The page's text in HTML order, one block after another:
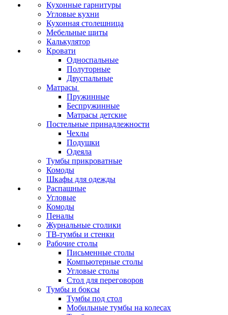
Кухонные гарнитуры
Угловые кухни
Кухонная столешница
Мебельные щиты
Калькулятор
Кровати
Односпальные
Полуторные
Двуспальные
Матрасы
Пружинные
Беспружинные
Матрасы детские
Постельные принадлежности
Чехлы
Подушки
Одеяла
Тумбы прикроватные
Комоды
Шкафы для одежды
Распашные
Угловые
Комоды
Пеналы
Журнальные столики
ТВ‑тумбы и стенки
Рабочие столы
Письменные столы
Компьютерные столы
Угловые столы
Стол для переговоров
Тумбы и боксы
Тумбы под стол
Мобильные тумбы на колесах